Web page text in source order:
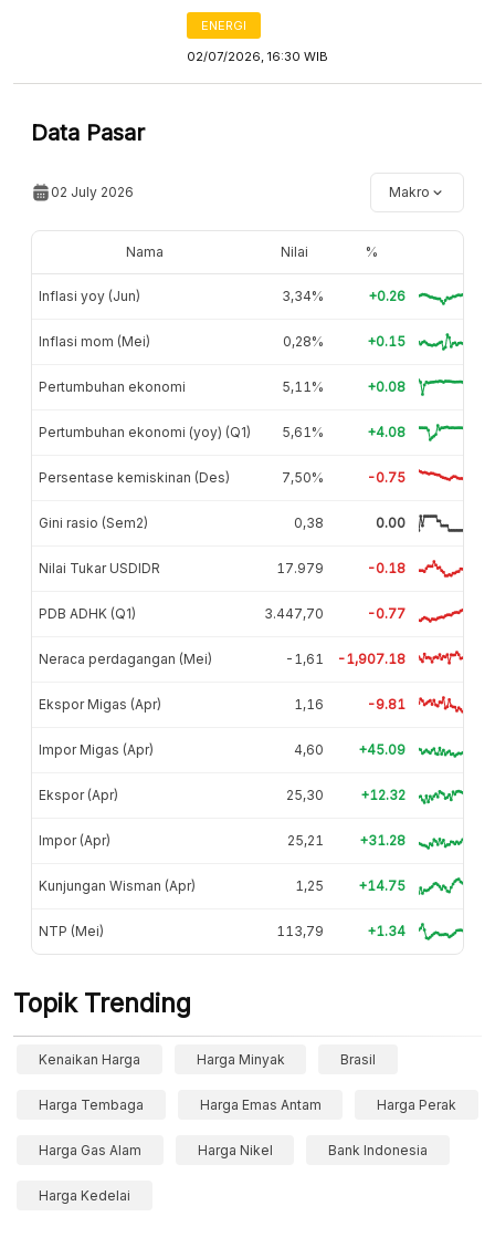
ENERGI
02/07/2026, 16:30 WIB
Data Pasar
02 July 2026 Makro
Nama Nilai %
Inflasi yoy (Jun) 3,34% +0.26
Inflasi mom (Mei) 0,28% +0.15
Pertumbuhan ekonomi 5,11% +0.08
Pertumbuhan ekonomi (yoy) (Q1) 5,61% +4.08
Persentase kemiskinan (Des) 7,50% -0.75
Gini rasio (Sem2) 0,38 0.00
Nilai Tukar USDIDR 17.979 -0.18
PDB ADHK (Q1) 3.447,70 -0.77
Neraca perdagangan (Mei) -1,61 -1,907.18
Ekspor Migas (Apr) 1,16 -9.81
Impor Migas (Apr) 4,60 +45.09
Ekspor (Apr) 25,30 +12.32
Impor (Apr) 25,21 +31.28
Kunjungan Wisman (Apr) 1,25 +14.75
NTP (Mei) 113,79 +1.34
Topik Trending
Kenaikan Harga Harga Minyak Brasil
Harga Tembaga Harga Emas Antam Harga Perak
Harga Gas Alam Harga Nikel Bank Indonesia
Harga Kedelai